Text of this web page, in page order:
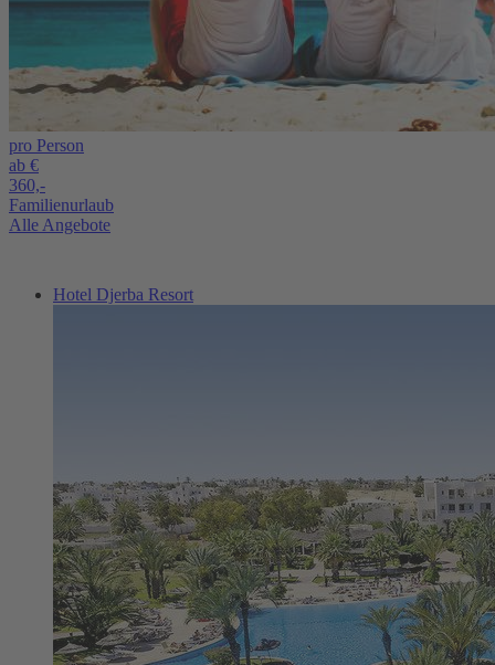
pro Person
ab €
360,-
Familienurlaub
Alle Angebote
Hotel Djerba Resort